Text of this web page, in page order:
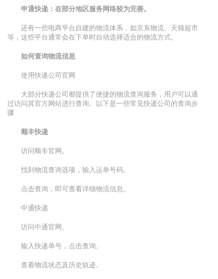
申通快递：在部分地区服务网络较为完善。
还有一些电商平台自建的物流体系，如京东物流、天猫超市
等，这些平台通常会在下单时自动选择适合的物流方式。
如何查询物流信息
使用快递公司官网
大部分快递公司都提供了便捷的物流查询服务，用户可以通
过访问其官方网站进行查询。以下是一些常见快递公司的查询步
骤
顺丰快递
访问顺丰官网。
找到物流查询选项，输入运单号码。
点击查询，即可查看详细物流信息。
中通快递
访问中通官网。
输入快递单号，点击查询。
查看物流状态及历史轨迹。